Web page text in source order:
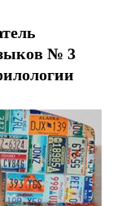
№ 3